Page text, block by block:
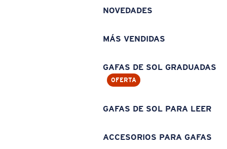
NOVEDADES
MÁS VENDIDAS
GAFAS DE SOL GRADUADAS
OFERTA
GAFAS DE SOL PARA LEER
ACCESORIOS PARA GAFAS